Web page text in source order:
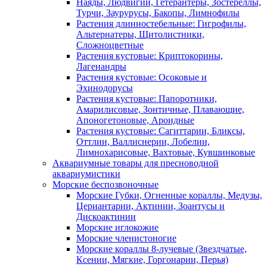
Наяды, Людвигии, Гетерантеры, Зостереллы,
Турчи, Заурурусы, Бакопы, Лимнофилы
Растения длинностебельные: Гигрофилы,
Альтернатеры, Щитолистники,
Сложноцветные
Растения кустовые: Криптокорины,
Лагенандры
Растения кустовые: Осоковые и
Эхинодорусы
Растения кустовые: Папоротники,
Амарилисовые, Зонтичные, Плавающие,
Апоногетоновые, Ароидные
Растения кустовые: Сагиттарии, Бликсы,
Оттлии, Валлиснерии, Лобелии,
Лимнохарисовые, Вахтовые, Кувшинковые
Аквариумные товары для пресноводной
аквариумистики
Морские беспозвоночные
Морские Губки, Огненные кораллы, Медузы,
Цериантарии, Актинии, Зоантусы и
Дискоактинии
Морские иглокожие
Морские членистоногие
Морские кораллы 8-лучевые (Звездчатые,
Ксении, Мягкие, Горгонарии, Перья)